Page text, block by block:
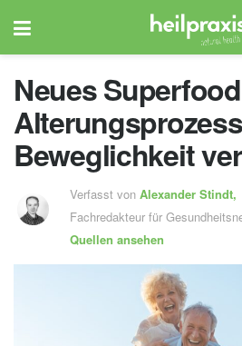
Neues
Beweglichkeit
Verfasst vonAlexander Stindt,
Fachredakteur für
Quellen ansehen